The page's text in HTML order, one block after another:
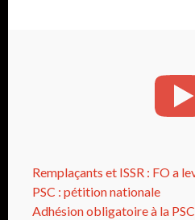
Remplaçants et ISSR : FO a
PSC : pétition nationale
Adhésion obligatoire à la